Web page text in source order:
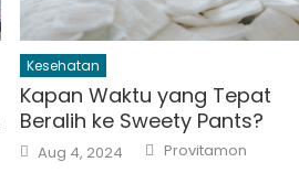
Kesehatan
Kapan Waktu yang Tepat
Beralih ke Sweety Pants?
Posted
on
Aug 4, 2024 Author
Provitamon